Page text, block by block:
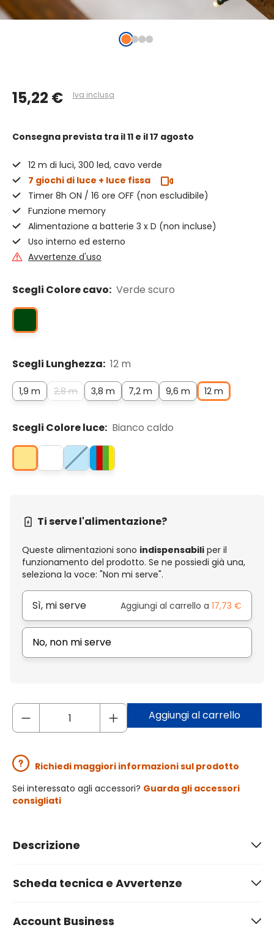
15,22 € Iva inclusa
Consegna prevista tra il 11 e il 17 agosto
12 m di luci, 300 led, cavo verde
7 giochi di luce + luce fissa
Timer 8h ON / 16 ore OFF (non escludibile)
Funzione memory
Alimentazione a batterie 3 x D (non incluse)
Uso interno ed esterno
Avvertenze d'uso
Scegli Colore cavo: Verde scuro
Scegli Lunghezza: 12 m
1,9 m 2,8 m 3,8 m 7,2 m 9,6 m 12 m
Scegli Colore luce: Bianco caldo
Ti serve l'alimentazione?
Queste alimentazioni sono indispensabili per il
funzionamento del prodotto. Se ne possiedi già una,
seleziona la voce: "Non mi serve".
Sì, mi serve Aggiungi al carrello a 17,73 €
No, non mi serve
Aggiungi al carrello
Richiedi maggiori informazioni sul prodotto
Sei interessato agli accessori? Guarda gli accessori
consigliati
Descrizione
Scheda tecnica e Avvertenze
Account Business